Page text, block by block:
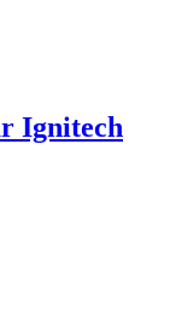
Ignitech